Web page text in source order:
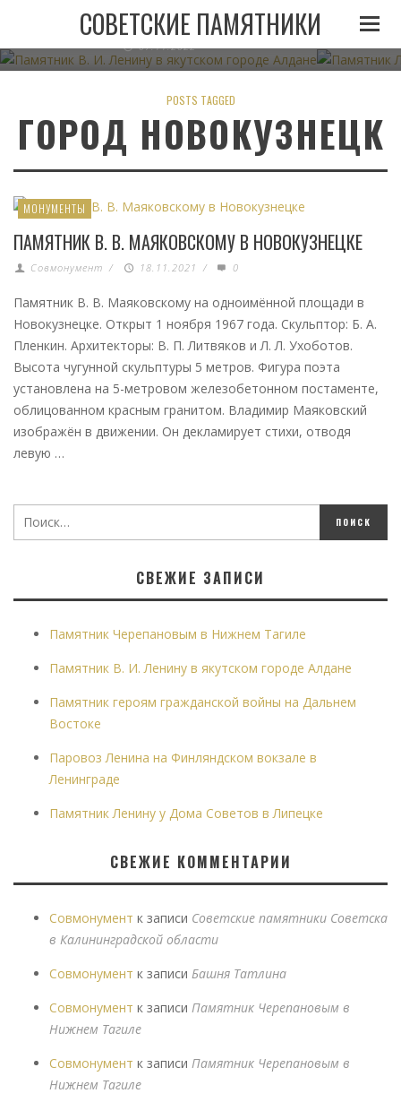
СОВЕТСКИЕ ПАМЯТНИКИ
ПАМЯТНИК В. И. ЛЕНИНУ В ЯКУТСКОМ ГОРОДЕ
АЛДАНЕ
07.11.2022
POSTS TAGGED
ГОРОД НОВОКУЗНЕЦК
МОНУМЕНТЫ
ПАМЯТНИК В. В. МАЯКОВСКОМУ В НОВОКУЗНЕЦКЕ
Совмонумент / 18.11.2021 / 0
Памятник В. В. Маяковскому на одноимённой площади в
Новокузнецке. Открыт 1 ноября 1967 года. Скульптор: Б. А.
Пленкин. Архитекторы: В. П. Литвяков и Л. Л. Ухоботов.
Высота чугунной скульптуры 5 метров. Фигура поэта
установлена на 5-метровом железобетонном постаменте,
облицованном красным гранитом. Владимир Маяковский
изображён в движении. Он декламирует стихи, отводя
левую …
СВЕЖИЕ ЗАПИСИ
Памятник Черепановым в Нижнем Тагиле
Памятник В. И. Ленину в якутском городе Алдане
Памятник героям гражданской войны на Дальнем
Востоке
Паровоз Ленина на Финляндском вокзале в
Ленинграде
Памятник Ленину у Дома Советов в Липецке
СВЕЖИЕ КОММЕНТАРИИ
Совмонумент к записи Советские памятники Советска
в Калининградской области
Совмонумент к записи Башня Татлина
Совмонумент к записи Памятник Черепановым в
Нижнем Тагиле
Совмонумент к записи Памятник Черепановым в
Нижнем Тагиле